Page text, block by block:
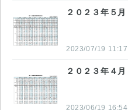
２０２３年５
2023/07/19 11:17
２０２３年４
2023/06/19 16:54